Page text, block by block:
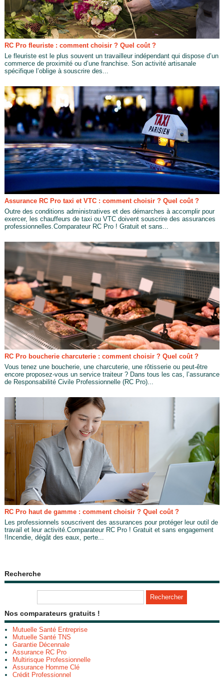
RC Pro fleuriste : comment choisir ? Quel coût ?
Le fleuriste est le plus souvent un travailleur indépendant qui dispose d’un
commerce de proximité ou d’une franchise. Son activité artisanale
spécifique l’oblige à souscrire des...
Assurance RC Pro taxi et VTC : comment choisir ? Quel coût ?
Outre des conditions administratives et des démarches à accomplir pour
exercer, les chauffeurs de taxi ou VTC doivent souscrire des assurances
professionnelles.Comparateur RC Pro ! Gratuit et sans...
RC Pro boucherie charcuterie : comment choisir ? Quel coût ?
Vous tenez une boucherie, une charcuterie, une rôtisserie ou peut-être
encore proposez-vous un service traiteur ? Dans tous les cas, l’assurance
de Responsabilité Civile Professionnelle (RC Pro)...
RC Pro haut de gamme : comment choisir ? Quel coût ?
Les professionnels souscrivent des assurances pour protéger leur outil de
travail et leur activité.Comparateur RC Pro ! Gratuit et sans engagement
!Incendie, dégât des eaux, perte...
Recherche
Nos comparateurs gratuits !
Mutuelle Santé Entreprise
Mutuelle Santé TNS
Garantie Décennale
Assurance RC Pro
Multirisque Professionnelle
Assurance Homme Clé
Crédit Professionnel